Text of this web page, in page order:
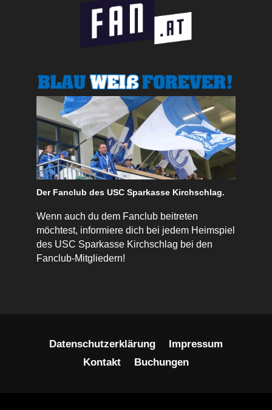
Der Fanclub des USC Sparkasse Kirchschlag.
Wenn auch du dem Fanclub beitreten
möchtest, informiere dich bei jedem Heimspiel
des USC Sparkasse Kirchschlag bei den
Fanclub-Mitgliedern!
Datenschutzerklärung
Impressum
Kontakt
Buchungen